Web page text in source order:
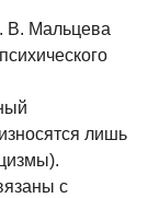
В. Мальцева
лишь
с